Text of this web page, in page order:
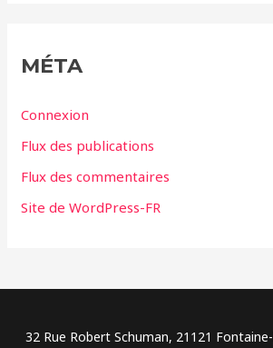
r
MÉTA
Connexion
Flux des publications
Flux des commentaires
Site de WordPress-FR
32 Rue Robert Schuman, 21121